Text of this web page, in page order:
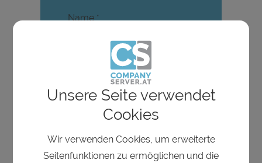
Name*
Unsere Seite verwendet
Cookies
Wir verwenden Cookies, um erweiterte
Seitenfunktionen zu ermöglichen und die